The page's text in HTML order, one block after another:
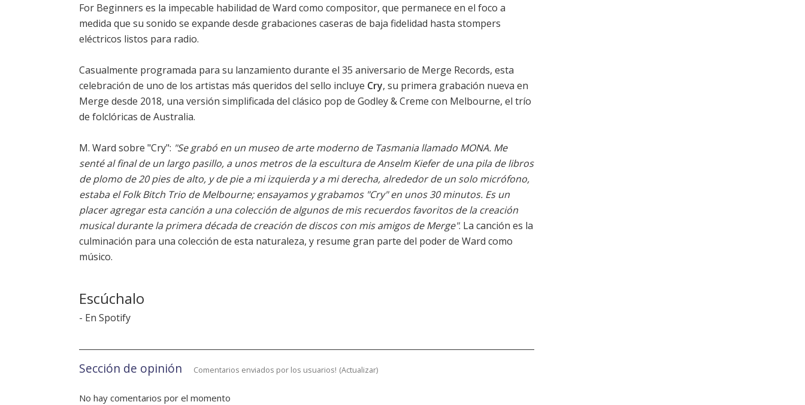
For Beginners es la impecable habilidad de Ward como compositor, que permanece en el foco a
medida que su sonido se expande desde grabaciones caseras de baja fidelidad hasta stompers
eléctricos listos para radio.
Casualmente programada para su lanzamiento durante el 35 aniversario de Merge Records, esta
celebración de uno de los artistas más queridos del sello incluye Cry, su primera grabación nueva en
Merge desde 2018, una versión simplificada del clásico pop de Godley & Creme con Melbourne, el trío
de folclóricas de Australia.
M. Ward sobre "Cry": "Se grabó en un museo de arte moderno de Tasmania llamado MONA. Me
senté al final de un largo pasillo, a unos metros de la escultura de Anselm Kiefer de una pila de libros
de plomo de 20 pies de alto, y de pie a mi izquierda y a mi derecha, alrededor de un solo micrófono,
estaba el Folk Bitch Trio de Melbourne; ensayamos y grabamos "Cry" en unos 30 minutos. Es un
placer agregar esta canción a una colección de algunos de mis recuerdos favoritos de la creación
musical durante la primera década de creación de discos con mis amigos de Merge". La canción es la
culminación para una colección de esta naturaleza, y resume gran parte del poder de Ward como
músico.
Escúchalo
- En Spotify
Sección de opinión Comentarios enviados por los usuarios! (Actualizar)
No hay comentarios por el momento